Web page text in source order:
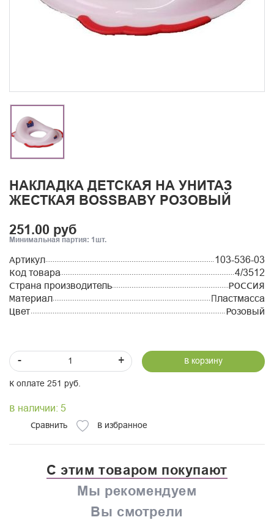
НАКЛАДКА ДЕТСКАЯ НА УНИТАЗ
ЖЕСТКАЯ BOSSBABY РОЗОВЫЙ
251.00 руб
Минимальная партия: 1шт.
Артикул
103-536-03
Код товара
4/3512
Страна производитель
РОССИЯ
Материал
Пластмасса
Цвет
Розовый
- + В корзину
К оплате 251 руб.
В наличии: 5
Сравнить В избранное
С этим товаром покупают
Мы рекомендуем
Вы смотрели